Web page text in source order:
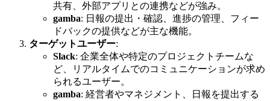
共有、外部アプリとの連携などが強み。
gamba: 日報の提出・確認、進捗の管理、フィー
ドバックの提供などが主な機能。
ターゲットユーザー:
Slack: 企業全体や特定のプロジェクトチームな
ど、リアルタイムでのコミュニケーションが求め
られるユーザー。
gamba: 経営者やマネジメント、日報を提出する